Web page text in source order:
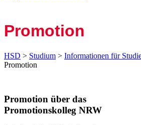
Promotion
HSD > Studium > Informationen für
Promotion
​​​​​​​​​​​Promotion über das
Promotionskolleg NRW